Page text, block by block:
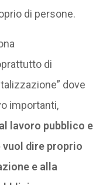
di persone.
di
dove
importanti,
al lavoro pubblico e
vuol dire proprio
e alla